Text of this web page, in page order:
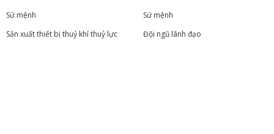
Sứ mệnh
Sản xuất thiết bị thuỷ khí thuỷ lực
Sứ mệnh
Đội ngũ lãnh đạo